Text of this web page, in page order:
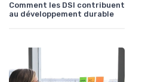
Comment les DSI contribuent
au développement durable